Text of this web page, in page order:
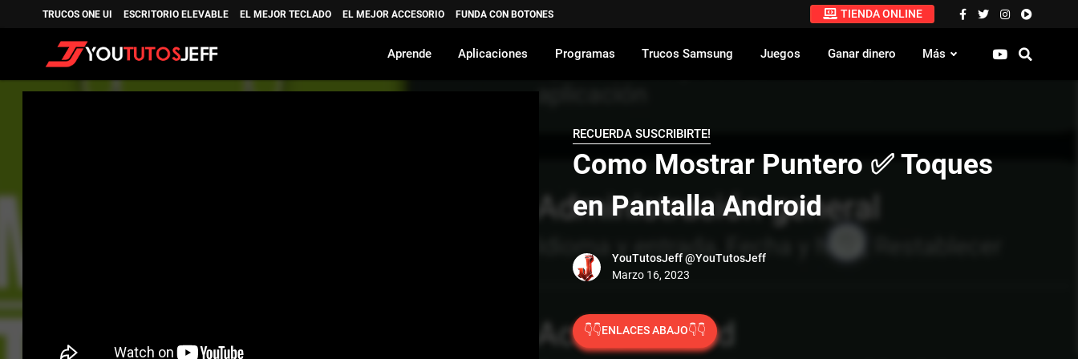
TRUCOS ONE UI ESCRITORIO ELEVABLE EL MEJOR TECLADO EL MEJOR ACCESORIO FUNDA CON BOTONES TIENDA ONLINE
Aprende Aplicaciones Programas Trucos Samsung Juegos Ganar dinero Más
Como Mostrar Puntero ✅ Toques
en Pantalla Android
RECUERDA SUSCRIBIRTE!
👇👇ENLACES ABAJO👇👇
YouTutosJeff@YouTutosJeff